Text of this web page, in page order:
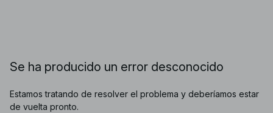
Se ha producido un error desconocido
Estamos tratando de resolver el problema y deberíamos estar
de vuelta pronto.